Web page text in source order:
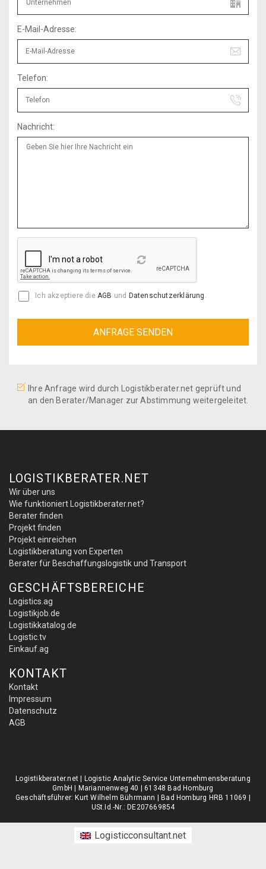
E-Mail-Adresse:
Telefon:
Nachricht:
Reload
Ich akzeptiere die AGB und Datenschutzerklärung .
Ihre Anfrage wird durch Logistikberater.net geprüft und
an den Berater/Manager zur Abstimmung weitergeleitet.
LOGISTIKBERATER.NET
Wir über uns
Wie funktioniert Logistikberater.net?
Berater finden
Projekt finden
Projekt einreichen
Logistikberatung von Experten
Berater für Beschaffungslogistik und Transport
GESCHÄFTSBEREICHE
Logistics.ag
Logistikjob.de
Logistikkatalog.de
Logistic.tv
Einkauf.ag
KONTAKT
Kontakt
Impressum
Datenschutz
AGB
Logistikberater.net | Logistic Analytic Service Unternehmensberatung
GmbH | Mariannenweg 40 | 61348 Bad Homburg
Geschäftsführer: Kurt Wilhelm Bührmann | Bad Homburg HRB 11069 |
USt.Id.-Nr.: DE207669854
Logisticconsultant.net